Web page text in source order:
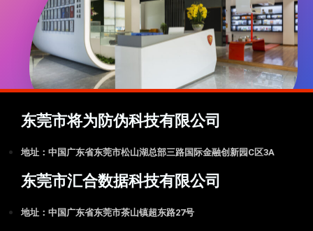
东莞市将为防伪科技有限公司
地址：中国广东省东莞市松山湖总部三路国际金融创新园C区3A
东莞市汇合数据科技有限公司
地址：中国广东省东莞市茶山镇超东路27号